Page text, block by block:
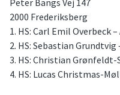
2000 Frederiksberg
1. HS: Carl Emil Overbeck
2. HS: Sebastian Grundtvig
3. HS: Christian
4. HS: Lucas Christmas-